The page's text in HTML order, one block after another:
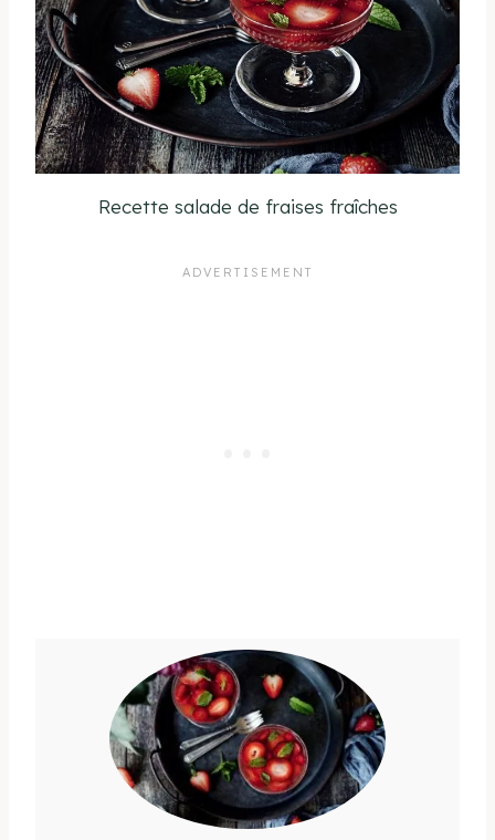
Recette salade de fraises fraîches